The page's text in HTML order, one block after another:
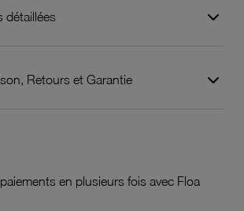
détaillées
Retours et Garantie
en plusieurs fois avec Floa